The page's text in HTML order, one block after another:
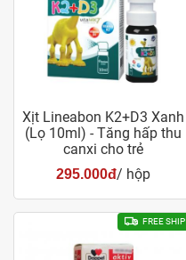
Xịt Lineabon K2+D3 Xanh
(Lọ 10ml) - Tăng hấp thu
canxi cho trẻ
295.000đ/ hộp
FREE SHIP